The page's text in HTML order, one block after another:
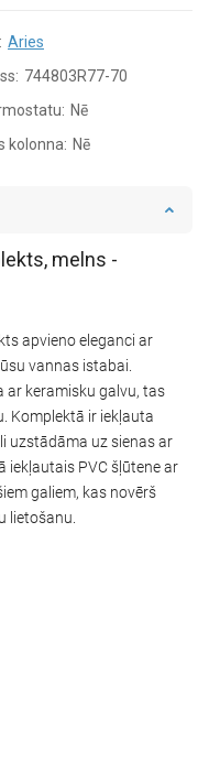
Aries
744803R77-70
Nē
kolonna: Nē
melns -
apvieno eleganci ar
vannas istabai.
keramisku galvu, tas
Komplektā ir iekļauta
uzstādāma uz sienas ar
iekļautais PVC šļūtene ar
galiem, kas novērš
lietošanu.